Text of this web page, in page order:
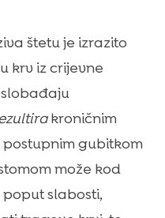
štetu je izrazito
krv iz crijevne
kroničnim
gubitkom
može kod
slabosti,